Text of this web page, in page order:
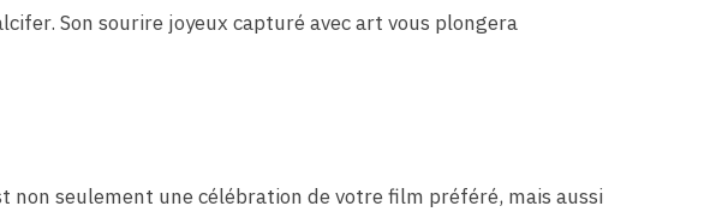
Son sourire joyeux capturé avec art vous plongera
non seulement une célébration de votre film préféré, mais aussi